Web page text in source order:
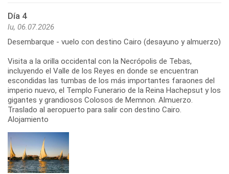
Día 4
lu, 06.07.2026
Desembarque - vuelo con destino Cairo (desayuno y almuerzo)
Visita a la orilla occidental con la Necrópolis de Tebas,
incluyendo el Valle de los Reyes en donde se encuentran
escondidas las tumbas de los más importantes faraones del
imperio nuevo, el Templo Funerario de la Reina Hachepsut y los
gigantes y grandiosos Colosos de Memnon. Almuerzo.
Traslado al aeropuerto para salir con destino Cairo.
Alojamiento